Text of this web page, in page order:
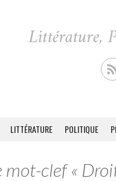
LITTÉRATURE POLITIQUE
clef «